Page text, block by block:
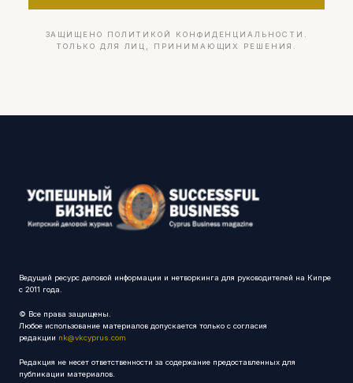
ЗАЩИЩЕНО ПОЛИТИКОЙ КОНФИДЕНЦИАЛЬНОСТИ.
ТОЛЬКО ДЛЯ ЛИЦ, ПРИНИМАЮЩИХ РЕШЕНИЯ.
Ведущий ресурс деловой информации и нетворкинга для руководителей на Кипре
с 2011 года.
© Все права защищены.
Любое использование материалов допускается только с согласия
редакции nk@vkcyprus.com
Редакция не несет ответственности за содержание предоставленных для
публикации материалов.